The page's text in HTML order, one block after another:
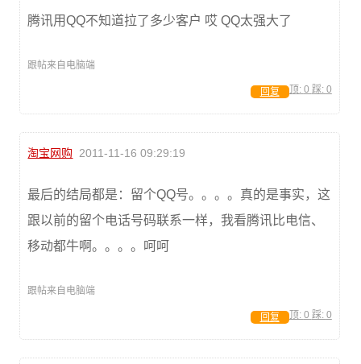
腾讯用QQ不知道拉了多少客户 哎 QQ太强大了
跟帖来自电脑端
顶: 0 踩: 0
回复
淘宝网购 2011-11-16 09:29:19
最后的结局都是：留个QQ号。。。。真的是事实，这
跟以前的留个电话号码联系一样，我看腾讯比电信、
移动都牛啊。。。。呵呵
跟帖来自电脑端
顶: 0 踩: 0
回复